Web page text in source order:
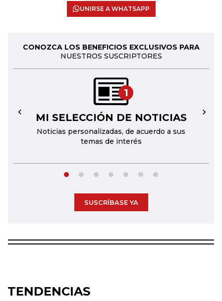
UNIRSE A WHATSAPP
CONOZCA LOS BENEFICIOS EXCLUSIVOS PARA
NUESTROS SUSCRIPTORES
1
MI SELECCIÓN DE NOTICIAS
Noticias personalizadas, de acuerdo a sus
temas de interés
← →
SUSCRÍBASE YA
TENDENCIAS